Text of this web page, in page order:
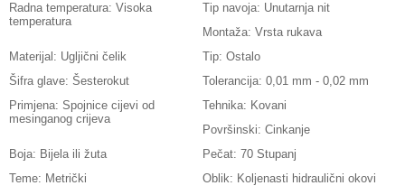
Radna temperatura: Visoka
temperatura
Tip navoja: Unutarnja nit
Montaža: Vrsta rukava
Materijal: Ugljični čelik Tip: Ostalo
Šifra glave: Šesterokut Tolerancija: 0,01 mm - 0,02 mm
Primjena: Spojnice cijevi od
mesinganog crijeva
Tehnika: Kovani
Površinski: Cinkanje
Boja: Bijela ili žuta Pečat: 70 Stupanj
Teme: Metrički Oblik: Koljenasti hidraulični okovi